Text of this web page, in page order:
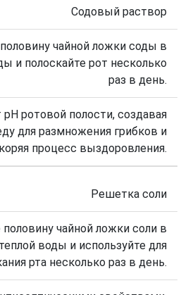
Содовый раствор
чайной ложки соды в
и полоскайте рот несколько
раз в день.
ротовой полости, создавая
для размножения грибков и
процесс выздоровления.
Решетка соли
половину чайной ложки соли в
воды и используйте для
рта несколько раз в день.